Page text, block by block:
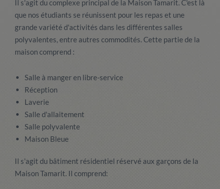
Il s'agit du complexe principal de la Maison Tamarit. C'est là
que nos étudiants se réunissent pour les repas et une
grande variété d'activités dans les différentes salles
polyvalentes, entre autres commodités. Cette partie de la
maison comprend :
Salle à manger en libre-service
Réception
Laverie
Salle d'allaitement
Salle polyvalente
Maison Bleue
Il s'agit du bâtiment résidentiel réservé aux garçons de la
Maison Tamarit. Il comprend: